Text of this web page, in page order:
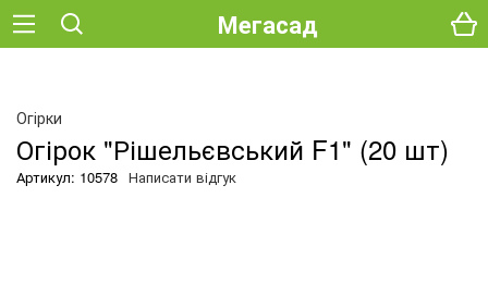
Мегасад
Огірки
Огірок "Рішельєвський F1" (20 шт)
Артикул: 10578 Написати відгук